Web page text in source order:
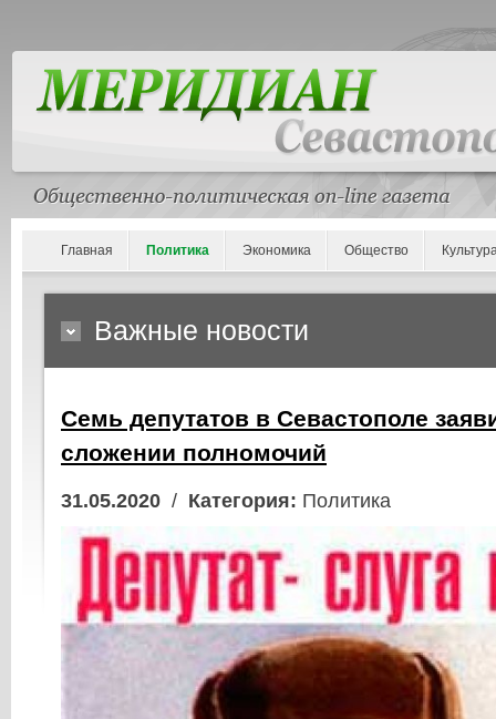
Главная Политика Экономика Общество
Важные новости
Семь депутатов в Севастополе
сложении полномочий
31.05.2020 / Категория: Политика